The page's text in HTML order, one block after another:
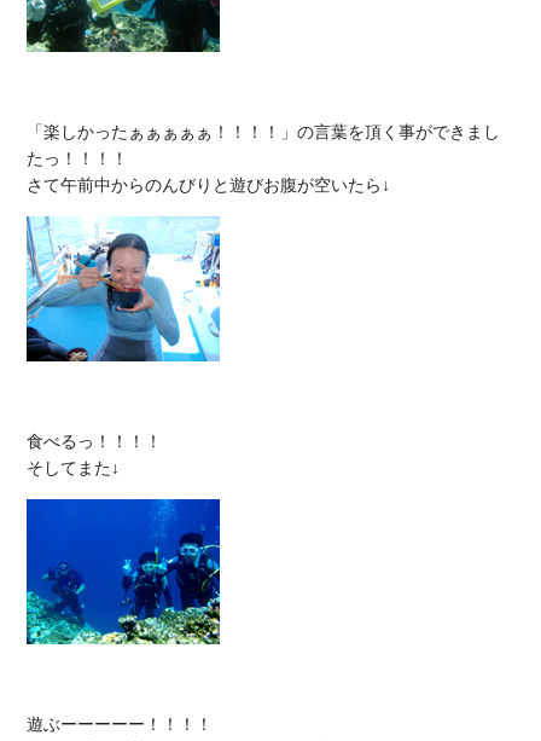
「楽しかったぁぁぁぁぁ！！！！」の言葉を頂く事ができまし
たっ！！！！
食べるっ！！！！
遊ぶーーーーー！！！！